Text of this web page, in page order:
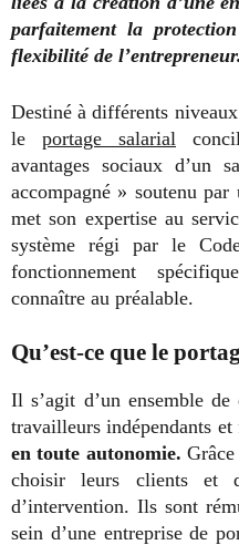
parfaitement la
flexibilité de l’entrepreneur.
Destiné à différents
le portage salarial
avantages sociaux d’un
accompagné » soutenu
met son expertise au
système régi par le
fonctionnement
connaître au préalable.
Qu’est-ce que le
Il s’agit d’un ensemble
travailleurs indépendants et
en toute autonomie.
choisir leurs clients et
d’intervention. Ils sont
sein d’une entreprise de